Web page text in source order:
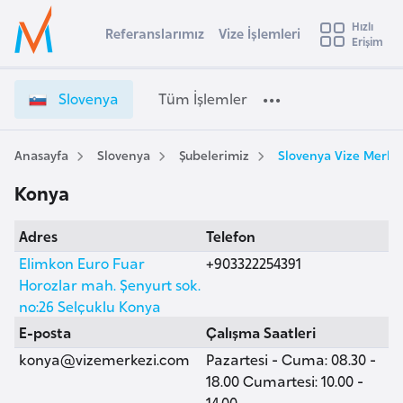
Ülke Seçimi
Başvuru yapmak istediğiniz ülkeyi seçin
Üye
Girişi
l
v
e
n
z
e
İ
l
e
e
t
Referanslarımız Vize İşlemleri
Hızlı
Erişim
Slovenya Tüm İşlemler
Anasayfa Slovenya Şubelerimiz Slovenya Vize
Konya
Adres
Elimkon Euro Fuar
Horozlar mah. Şenyurt sok.
no:26 Selçuklu Konya
Telefon
+903322254391
E-posta
konya@vizemerkezi.com
Çalışma Saatleri
Pazartesi - Cuma: 08.30 -
18.00 Cumartesi: 10.00 -
s
t
r
a
v
u
s
t
u
r